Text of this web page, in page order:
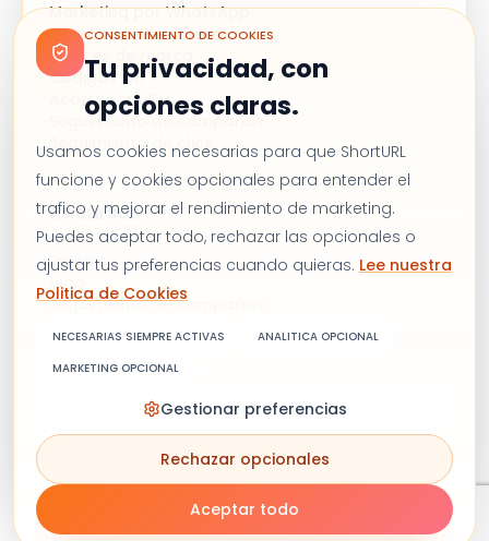
CONSENTIMIENTO DE COOKIES
Tu privacidad, con
opciones claras.
Usamos cookies necesarias para que ShortURL
funcione y cookies opcionales para entender el
trafico y mejorar el rendimiento de marketing.
Puedes aceptar todo, rechazar las opcionales o
ajustar tus preferencias cuando quieras. Lee nuestra
Politica de Cookies
NECESARIAS SIEMPRE ACTIVAS
ANALITICA OPCIONAL
MARKETING OPCIONAL
Gestionar preferencias
Rechazar opcionales
Aceptar todo
Marketing por WhatsApp
Campañas de correo
Enlaces de marca
Códigos QR
Acortador UTM
Seguimiento de campañas
Seguimiento de clics
Recursos
Precios
Blog
Seguimiento de campañas
Términos y condicionesPolítica de privacidad
Política de cookies
Copyright © 2026 Shorturl. Todos los derechos